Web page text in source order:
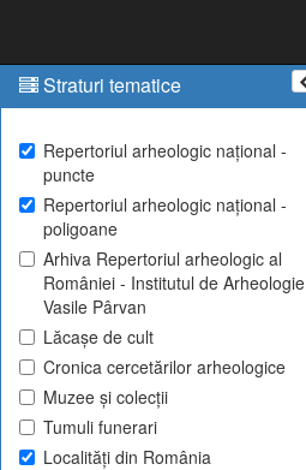
Straturi tematice
Repertoriul arheologic național -
puncte
Repertoriul arheologic național -
poligoane
Arhiva Repertoriul arheologic al
României - Institutul de Arheologie
Vasile Pârvan
Lăcașe de cult
Cronica cercetărilor arheologice
Muzee și colecții
Tumuli funerari
Localități din România